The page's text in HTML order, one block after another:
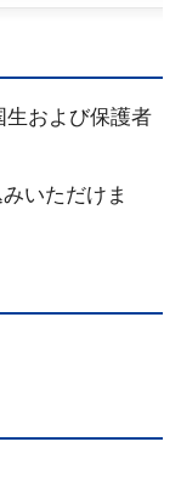
生および保護者
いただけま